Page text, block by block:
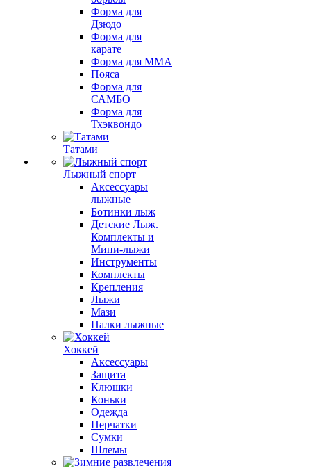
Форма для
Дзюдо
Форма для
карате
Форма для MMA
Пояса
Форма для
САМБО
Форма для
Тхэквондо
Татами
Лыжный спорт
Аксессуары
лыжные
Ботинки лыж
Детские Лыж.
Комплекты и
Мини-лыжи
Инструменты
Комплекты
Крепления
Лыжи
Мази
Палки лыжные
Хоккей
Аксессуары
Защита
Клюшки
Коньки
Одежда
Перчатки
Сумки
Шлемы